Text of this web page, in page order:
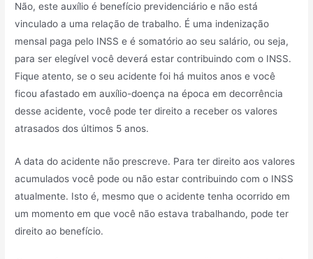
Não, este auxílio é benefício previdenciário e não está
vinculado a uma relação de trabalho. É uma indenização
mensal paga pelo INSS e é somatório ao seu salário, ou seja,
para ser elegível você deverá estar contribuindo com o INSS.
Fique atento, se o seu acidente foi há muitos anos e você
ficou afastado em auxílio-doença na época em decorrência
desse acidente, você pode ter direito a receber os valores
atrasados dos últimos 5 anos.
A data do acidente não prescreve. Para ter direito aos valores
acumulados você pode ou não estar contribuindo com o INSS
atualmente. Isto é, mesmo que o acidente tenha ocorrido em
um momento em que você não estava trabalhando, pode ter
direito ao benefício.